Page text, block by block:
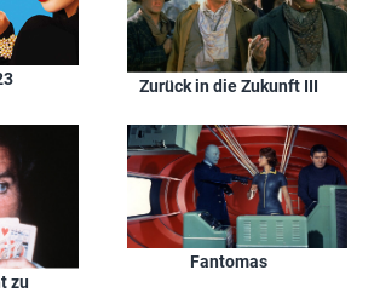
Zurück in die Zukunft III
zu
Fantomas